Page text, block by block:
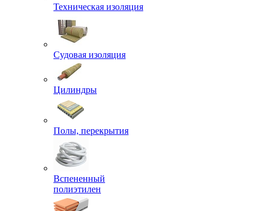
Техническая изоляция
Судовая изоляция
Цилиндры
Полы, перекрытия
Вспененный
полиэтилен